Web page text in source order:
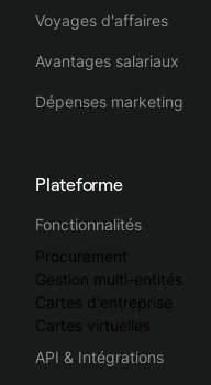
Voyages d'affaires
Avantages salariaux
Dépenses marketing
Plateforme
Fonctionnalités
Procurement
Gestion multi-entités
Cartes d'entreprise
Cartes virtuelles
API & Intégrations